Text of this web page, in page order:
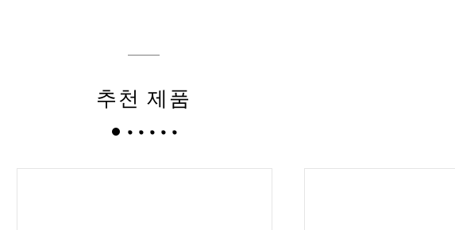
추천 제품